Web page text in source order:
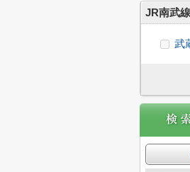
JR南武線
武